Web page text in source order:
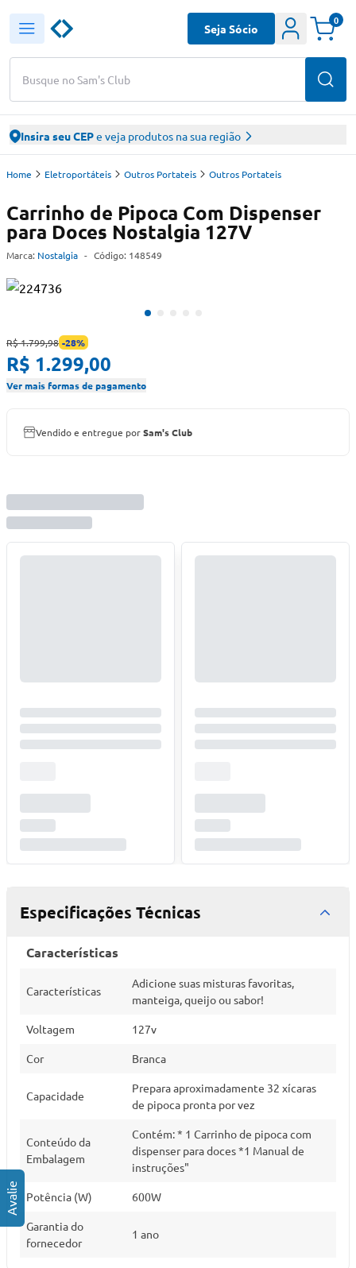
Busque no Sam's Club
Seja Sócio
0
Insira seu CEPe veja produtos na sua região
Home Eletroportáteis Outros Portateis Outros Portateis
Carrinho de Pipoca Com Dispenser
para Doces Nostalgia 127V
Marca: Nostalgia - Código: 148549
R$ 1.799,98 -28%
R$ 1.299,00
Ver mais formas de pagamento
Vendido e entregue porSam's Club
Especificações Técnicas
Características
Características
Adicione suas misturas favoritas,
manteiga, queijo ou sabor!
Voltagem 127v
Cor Branca
Capacidade
Prepara aproximadamente 32 xícaras
de pipoca pronta por vez
Conteúdo da
Embalagem
Contém: * 1 Carrinho de pipoca com
dispenser para doces *1 Manual de
instruções"
Potência (W) 600W
Garantia do
fornecedor
1 ano